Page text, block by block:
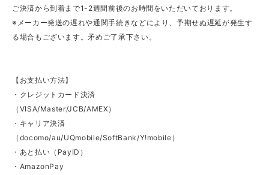
ご決済から到着まで1-2週間前後のお時間をいただいております。
※メーカー発送の遅れや通関手続きなどにより、予期せぬ遅延が発生す
る場合もございます。矛めご了承下さい。
【お支払い方法】
・クレジットカード決済
（VISA/Master/JCB/AMEX）
・キャリア決済
（docomo/au/UQmobile/SoftBank/Y!mobile）
・あと払い（PayID）
・AmazonPay